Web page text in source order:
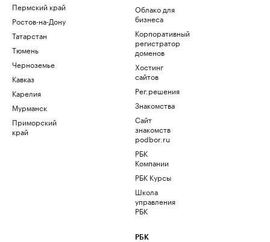
Пермский край
Ростов-на-Дону
Татарстан
Тюмень
Черноземье
Кавказ
Карелия
Мурманск
Приморский
край
Облако для
бизнеса
Корпоративный
регистратор
доменов
Хостинг
сайтов
Рег.решения
Знакомства
Сайт
знакомств
podbor.ru
РБК
Компании
РБК Курсы
Школа
управления
РБК
РБК